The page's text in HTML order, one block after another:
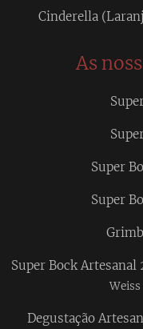
Cinderella
As
Super
Super
Super Bock Artesanal
Degustação